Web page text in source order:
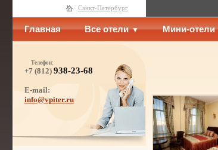
Санкт-Петербург
Главная Все отели Мини-отели
Телефон:
+7 (812) 938-23-68
E-mail:
info@vpiter.ru